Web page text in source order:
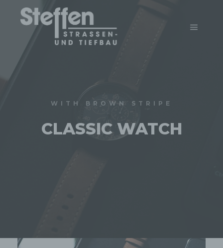
WITH BROWN STRIPE
CLASSIC WATCH